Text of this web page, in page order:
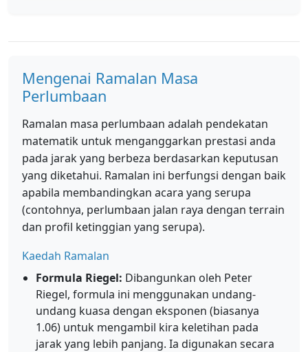
Mengenai Ramalan Masa
Perlumbaan
Ramalan masa perlumbaan adalah pendekatan
matematik untuk menganggarkan prestasi anda
pada jarak yang berbeza berdasarkan keputusan
yang diketahui. Ramalan ini berfungsi dengan baik
apabila membandingkan acara yang serupa
(contohnya, perlumbaan jalan raya dengan terrain
dan profil ketinggian yang serupa).
Kaedah Ramalan
Formula Riegel: Dibangunkan oleh Peter
Riegel, formula ini menggunakan undang-
undang kuasa dengan eksponen (biasanya
1.06) untuk mengambil kira keletihan pada
jarak yang lebih panjang. Ia digunakan secara